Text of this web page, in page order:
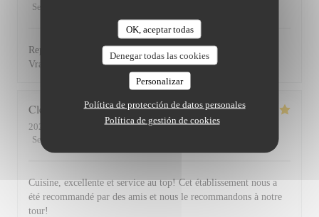
OK, aceptar todas
Denegar todas las cookies
Personalizar
Política de protección de datos personales
Política de gestión de cookies
Servicio
Repas excellent de l’entrée au dessert. Service impeccable.
Vraiment top. Je recommande.
Clemence
2026-07-29
- 20:00 - Invitados 2
Servicio
Cuisine, excellente et service au top! Cet établissement nous a
été recommandé par des amis et nous le recommandons à notre
tour!